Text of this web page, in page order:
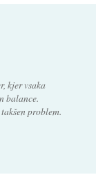
kjer vsaka
balance.
problem.